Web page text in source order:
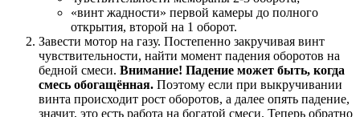
«винт жадности» первой камеры до полного
открытия, второй на 1 оборот.
Завести мотор на газу. Постепенно закручивая винт
чувствительности, найти момент падения оборотов на
бедной смеси. Внимание! Падение может быть, когда
смесь обогащённая. Поэтому если при выкручивании
винта происходит рост оборотов, а далее опять падение,
значит, это есть работа на богатой смеси. Теперь обратно